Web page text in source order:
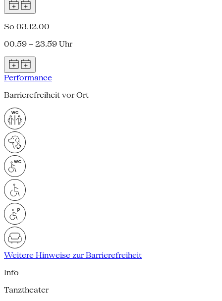
So 03.12.00
00.59 – 23.59 Uhr
Performance
Barrierefreiheit vor Ort
Weitere Hinweise zur Barrierefreiheit
Info
Tanztheater